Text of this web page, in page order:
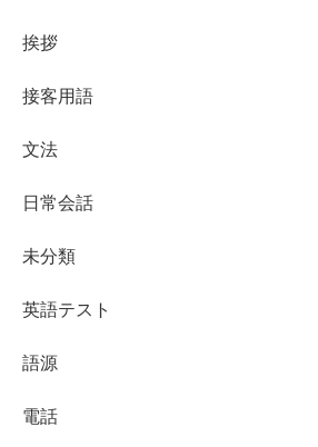
挨拶
接客用語
文法
日常会話
未分類
英語テスト
語源
電話